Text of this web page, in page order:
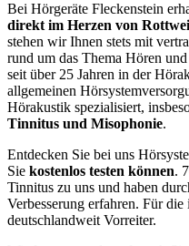
Bei Hörgeräte Fleckenstein
direkt im Herzen von
stehen wir Ihnen stets mit
rund um das Thema Hören
seit über 25 Jahren in der
allgemeinen
Hörakustik spezialisiert,
Tinnitus und Misophonie.
Entdecken Sie bei uns
Sie kostenlos testen können.
Tinnitus zu uns und haben
Verbesserung erfahren. Für
deutschlandweit Vorreiter.